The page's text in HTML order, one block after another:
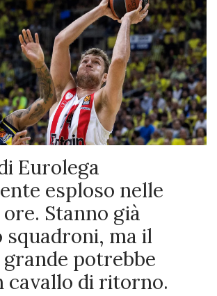
Eurolega
esploso nelle
Stanno già
squadroni, ma il
potrebbe
cavallo di ritorno.